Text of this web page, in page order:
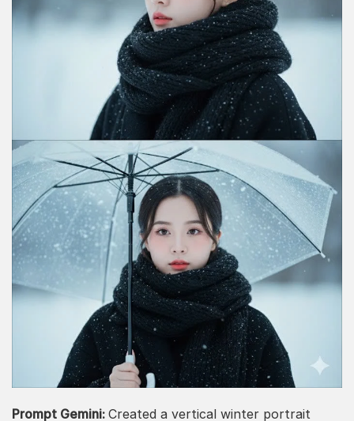
Prompt Gemini: Created a vertical winter portrait